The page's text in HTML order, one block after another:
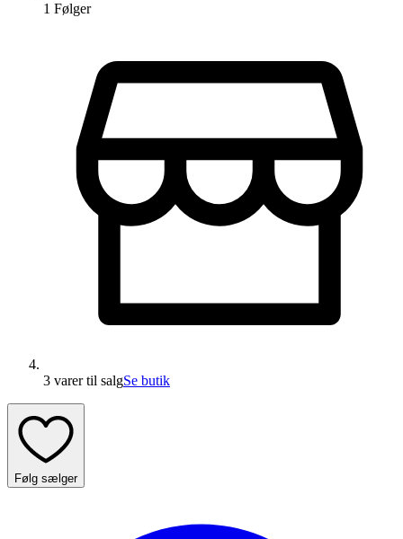
1 Følger
3 varertil salgSe butik
Følg sælger